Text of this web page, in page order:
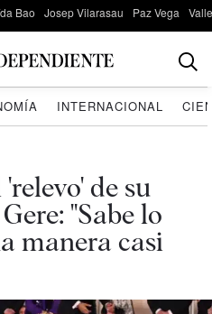
Bao Josep Vilarasau Paz Vega
INTERNACIONAL
de su
"Sabe lo
manera casi